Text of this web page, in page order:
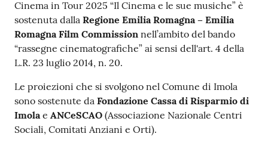
Cinema in Tour 2025 “Il Cinema e le sue musiche” è
sostenuta dalla Regione Emilia Romagna – Emilia
Romagna Film Commission nell’ambito del bando
“rassegne cinematografiche” ai sensi dell'art. 4 della
L.R. 23 luglio 2014, n. 20.
Le proiezioni che si svolgono nel Comune di Imola
sono sostenute da Fondazione Cassa di Risparmio di
Imolae ANCeSCAO (Associazione Nazionale Centri
Sociali, Comitati Anziani e Orti).